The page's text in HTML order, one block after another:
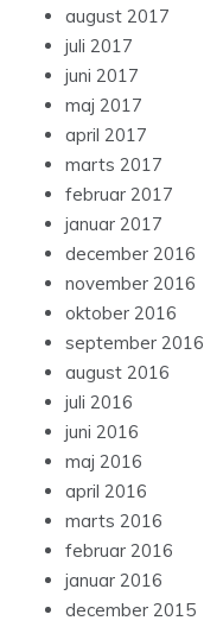
august 2017
juli 2017
juni 2017
maj 2017
april 2017
marts 2017
februar 2017
januar 2017
december 2016
november 2016
oktober 2016
september 2016
august 2016
juli 2016
juni 2016
maj 2016
april 2016
marts 2016
februar 2016
januar 2016
december 2015